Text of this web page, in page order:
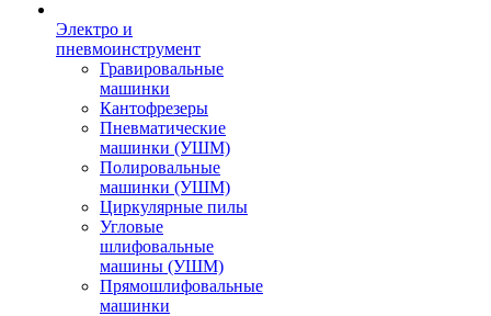
Электро и
пневмоинструмент
Гравировальные
машинки
Кантофрезеры
Пневматические
машинки (УШМ)
Полировальные
машинки (УШМ)
Циркулярные пилы
Угловые
шлифовальные
машины (УШМ)
Прямошлифовальные
машинки